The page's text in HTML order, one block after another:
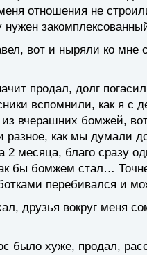
отношения не
вот и ныряли ко мне
продал, долг
вспомнили, как я с
из вчерашних бомжей,
как мы думали
2 месяца, благо сразу
бы бомжем стал…
перебивался и
друзья вокруг меня
было хуже, продал,